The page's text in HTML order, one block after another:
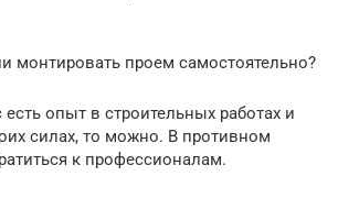
монтировать проем самостоятельно?
есть опыт в строительных работах и
силах, то можно. В противном
к профессионалам.